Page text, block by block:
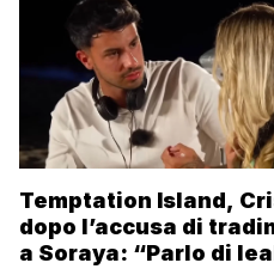
Temptation Island,
dopo l’accusa di
a Soraya: “Parlo di